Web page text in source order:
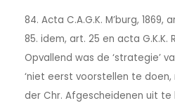
84. Acta C.A.G.K. M’burg, 1869,
85. idem, art. 25 en acta G.K.K.
Opvallend was de ‘strategie’
‘niet eerst voorstellen te
der Chr. Afgescheidenen uit te